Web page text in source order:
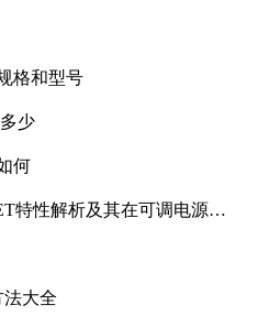
格和型号
少
何
特性解析及其在可调电源设
法大全